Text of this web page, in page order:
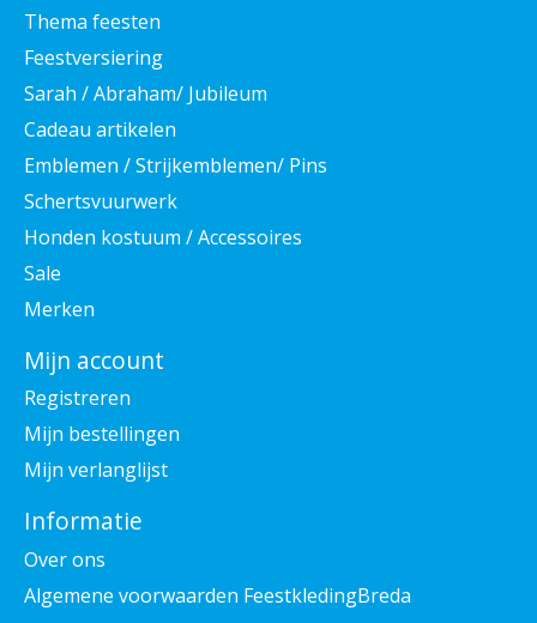
Thema feesten
Feestversiering
Sarah / Abraham/ Jubileum
Cadeau artikelen
Emblemen / Strijkemblemen/ Pins
Schertsvuurwerk
Honden kostuum / Accessoires
Sale
Merken
Mijn account
Registreren
Mijn bestellingen
Mijn verlanglijst
Informatie
Over ons
Algemene voorwaarden FeestkledingBreda